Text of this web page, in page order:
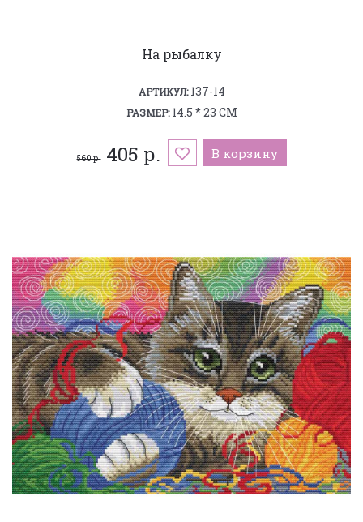
На рыбалку
АРТИКУЛ:137-14
РАЗМЕР:14.5 * 23 СМ
560 р.405 р. В корзину